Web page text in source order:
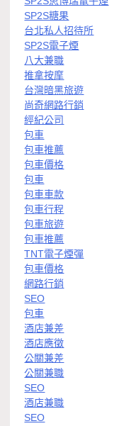
SP2S糖果
台北私人招待所
SP2S電子煙
八大兼職
推拿按摩
台灣暗黑旅遊
尚奇網路行銷
經紀公司
包車
包車推薦
包車價格
包車
包車車款
包車行程
包車旅遊
包車推薦
TNT電子煙彈
包車價格
網路行銷
SEO
包車
酒店兼差
酒店應徵
公關兼差
公關兼職
SEO
酒店兼職
SEO